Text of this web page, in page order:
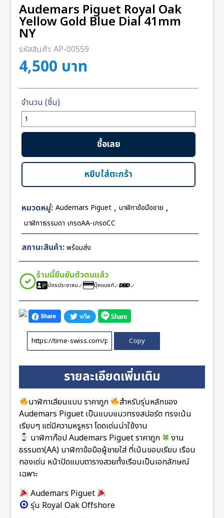
Audemars Piguet Royal Oak
Yellow Gold Blue Dial 41mm
NY
รหัสสินค้า:AP-00559
4,500 บาท
จำนวน
Audemars
Piguet
Oak
Gold
Dial
41mm
NY
ชิ้น
หยิบใส่ตะกร้า
ซื้อเลย
หมวดหมู่: Audemars Piguet , นาฬิกาข้อมือชาย ,
นาฬิกาธรรมดา เกรดAA-เกรดCC
สถานะสินค้า:พร้อมส่ง
ร้านนี้ยืนยันตัวตนแล้ว
บัตรประชาชน บุ๊คแบงก์
Copy
รายละเอียดเพิ่มเติม
นาฬิกาเลียนแบบ ราคาถูก
สำหรับรุ่นหลักของ
Audemars Piguet เป็นแบบแนวทรงสปอร์ต ทรงเน้น
เรียบๆ แต่มีความหรูหรา โดดเด่นน่าใช้งาน
นาฬิกาก๊อป Audemars Piguet ราคาถูก
งาน
ธรรมดา(AA) นาฬิกาข้อมือผู้ชายใส่ ที่เน้นขอบเรียบ เรือน
ทองเด่น หน้าปัดแบบตารางสวยทั้งเรือนเป็นเอกลักษณ์
เฉพาะ
Audemars Piguet
รุ่น Royal Oak Offshore